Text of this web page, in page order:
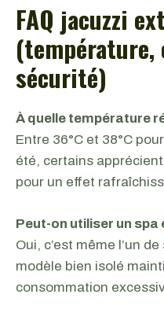
FAQ jacuzzi
sécurité)
À quelle température
Entre 36°C et 38°C
été, certains
pour un effet
Peut-on utiliser un spa
Oui, c’est même l’un
modèle bien isolé
consommation